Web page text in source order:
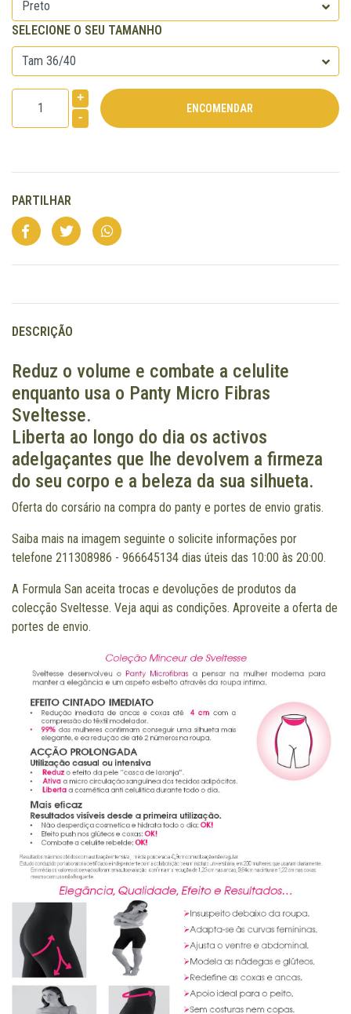
SELECIONE O SEU TAMANHO
+
-
PARTILHAR
DESCRIÇÃO
Reduz o volume e combate a celulite
enquanto usa o Panty Micro Fibras
Sveltesse.
Liberta ao longo do dia os activos
adelgaçantes que lhe devolvem a firmeza
do seu corpo e a beleza da sua silhueta.
Oferta do corsário na compra do panty e portes de envio gratis.
Saiba mais na imagem seguinte o solicite informações por
telefone 211308986 - 966645134 dias úteis das 10:00 às 20:00.
A Formula San aceita trocas e devoluções de produtos da
colecção Sveltesse. Veja aqui as condições. Aproveite a oferta de
portes de envio.